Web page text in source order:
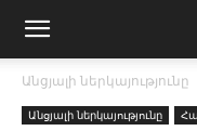
Անցյալի ներկայությունը
Անցյալի ներկայությունը